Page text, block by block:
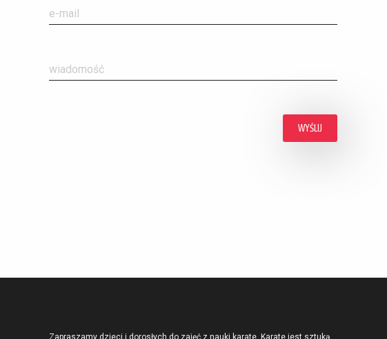
Zapraszamy dzieci i dorosłych do zajęć z nauki karate. Karate jest sztuką